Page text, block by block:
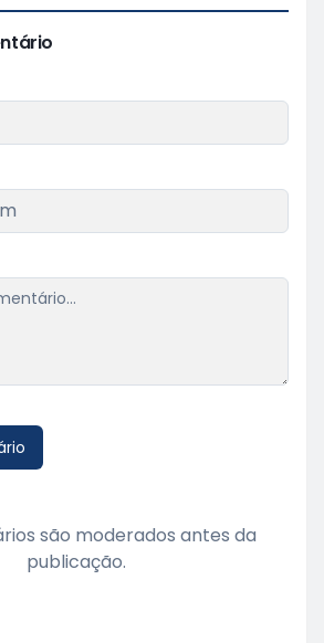
são moderados antes da
publicação.